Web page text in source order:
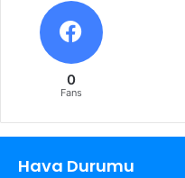
0
Fans
Hava Durumu